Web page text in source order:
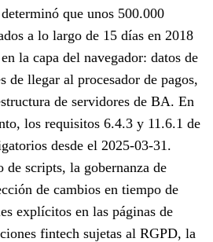
que unos 500.000
a lo largo de 15 días en 2018
la capa del navegador: datos de
de llegar al procesador de pagos,
de servidores de BA. En
los requisitos 6.4.3 y 11.6.1 de
desde el 2025-03-31.
scripts, la gobernanza de
de cambios en tiempo de
explícitos en las páginas de
fintech sujetas al RGPD, la